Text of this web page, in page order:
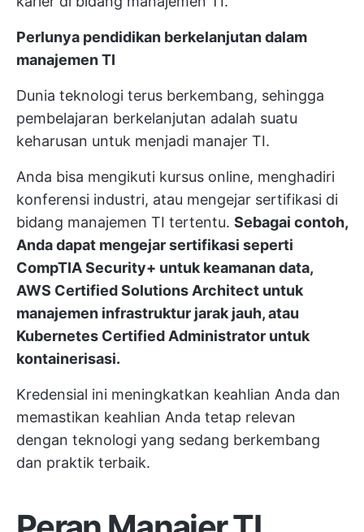
Perlunya pendidikan berkelanjutan dalam
manajemen TI
Dunia teknologi terus berkembang, sehingga
pembelajaran berkelanjutan adalah suatu
keharusan untuk menjadi manajer TI.
Anda bisa mengikuti kursus online, menghadiri
konferensi industri, atau mengejar sertifikasi di
bidang manajemen TI tertentu. Sebagai contoh,
Anda dapat mengejar sertifikasi seperti
CompTIA Security+ untuk keamanan data,
AWS Certified Solutions Architect untuk
manajemen infrastruktur jarak jauh, atau
Kubernetes Certified Administrator untuk
kontainerisasi.
Kredensial ini meningkatkan keahlian Anda dan
memastikan keahlian Anda tetap relevan
dengan teknologi yang sedang berkembang
dan praktik terbaik.